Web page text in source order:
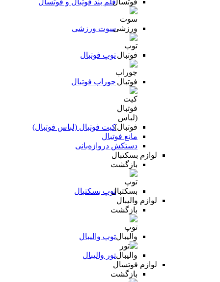
قلم بند فوتبال و فوتسال
سوت ورزشی
توپ فوتبال
جوراب فوتبال
کیت فوتبال (لباس فوتبال)
مانع فوتبال
دستکش دروازه‌بانی
لوازم بسکتبال
بازگشت
توپ بسکتبال
لوازم والیبال
بازگشت
توپ والیبال
تور والیبال
لوازم فوتسال
بازگشت